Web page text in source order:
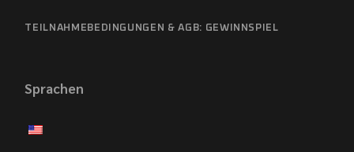
TEILNAHMEBEDINGUNGEN & AGB: GEWINNSPIEL
Sprachen